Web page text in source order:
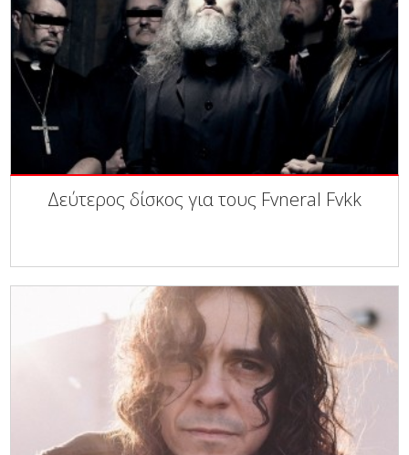
Δεύτερος δίσκος για τους Fvneral Fvkk